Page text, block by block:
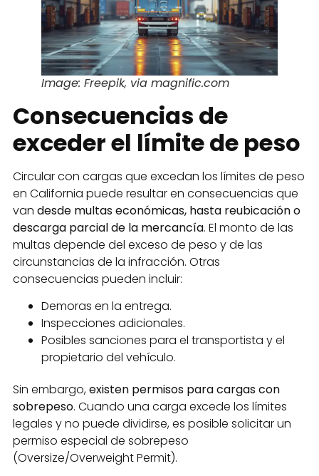
Image: Freepik, via magnific.com
Consecuencias de
exceder el límite de peso
Circular con cargas que excedan los límites de peso
en California puede resultar en consecuencias que
van desde multas económicas, hasta reubicación o
descarga parcial de la mercancía. El monto de las
multas depende del exceso de peso y de las
circunstancias de la infracción. Otras
consecuencias pueden incluir:
Demoras en la entrega.
Inspecciones adicionales.
Posibles sanciones para el transportista y el
propietario del vehículo.
Sin embargo,existen permisos para cargas con
sobrepeso. Cuando una carga excede los límites
legales y no puede dividirse, es posible solicitar un
permiso especial de sobrepeso
(Oversize/Overweight Permit).